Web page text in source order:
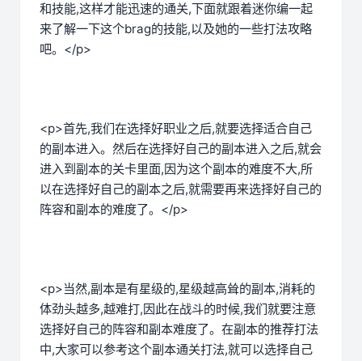
和技能,这样才能迅速的通关,下面就跟着迷你编一起
来了解一下这个brag的技能,以及她的一些打法攻略
吧。</p>
<p>首先,我们在选择好职业之后,就要选择适合自己
的副本进入。然后在选择好自己的副本进入之后,就会
进入到副本的关卡里面,因为这个副本的难度不大,所
以在选择好自己的副本之后,就需要再来选择好自己的
阵容和副本的难度了。</p>
<p>当然,副本是有星级的,星级越高耸的副本,消耗的
体劲头越多,越难打,因此在战斗的时候,我们就要注意
选择好自己的阵容和副本难度了。在副本的推荐打法
中,大家可以参考这个副本通关打法,就可以选择自己